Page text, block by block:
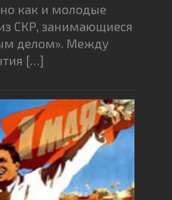
как и молодые
СКР, занимающиеся
делом». Между
[…]